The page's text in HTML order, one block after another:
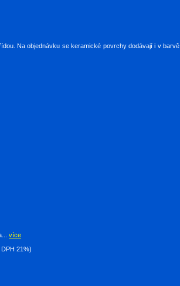
Na objednávku se keramické povrchy dodávají i v barvě
více
21%)